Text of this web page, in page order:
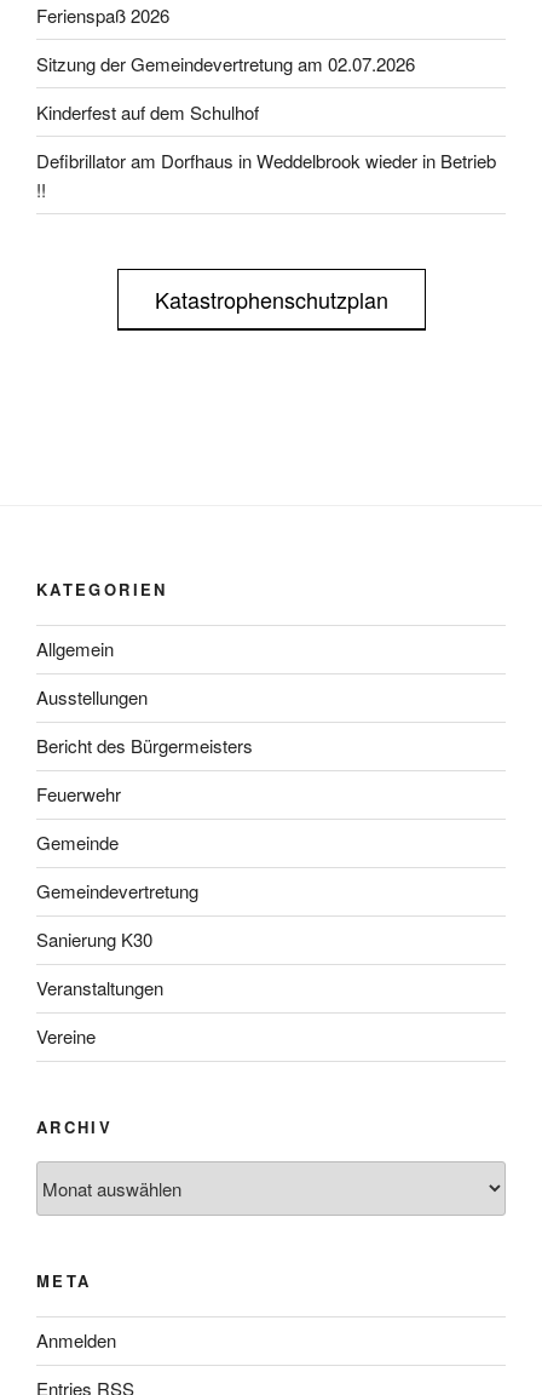
Ferienspaß 2026
Sitzung der Gemeindevertretung am 02.07.2026
Kinderfest auf dem Schulhof
Defibrillator am Dorfhaus in Weddelbrook wieder in Betrieb
!!
Katastrophenschutzplan
KATEGORIEN
Allgemein
Ausstellungen
Bericht des Bürgermeisters
Feuerwehr
Gemeinde
Gemeindevertretung
Sanierung K30
Veranstaltungen
Vereine
ARCHIV
META
Anmelden
Entries RSS